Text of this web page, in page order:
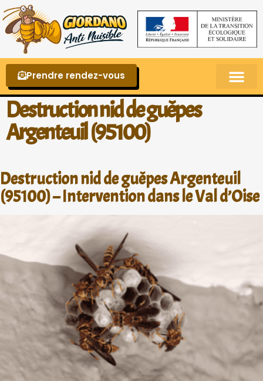
Prendre rendez-vous
Destruction nid de guêpes
Argenteuil (95100)
Destruction nid de guêpes Argenteuil
(95100) – Intervention dans le Val d’Oise